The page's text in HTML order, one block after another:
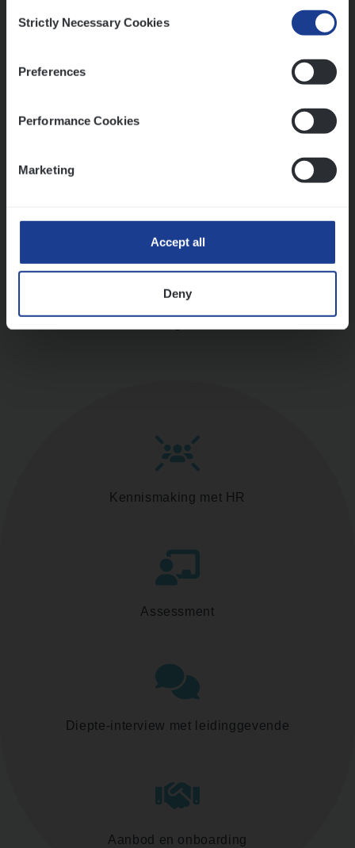
Selection
Strictly Necessary Cookies
Preferences
Performance Cookies
Marketing
Accept all
Deny
Vorige Volgende
Mathias houdt van diepgaande dossiers én droge
Thalia zoekt graag oplossingen, in games én op het
Ons sollicitatieproces
Kennismaking met HR
Assessment
Diepte-interview met leidinggevende
Aanbod en onboarding